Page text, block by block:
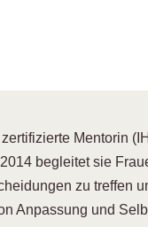
zertifizierte Mentorin
begleitet sie
zu treffen
Anpassung und